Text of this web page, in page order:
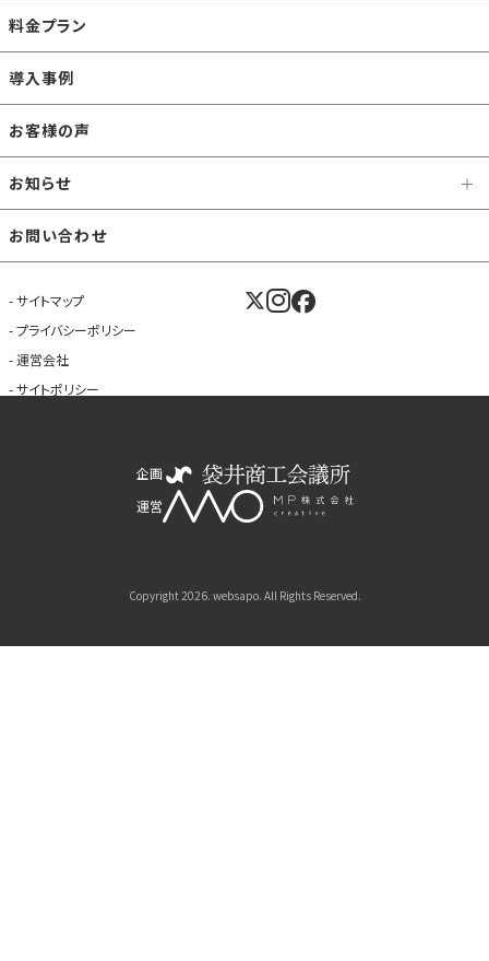
料金プラン
導入事例
お客様の声
お知らせ
お問い合わせ
サイトマップ
プライバシーポリシー
運営会社
サイトポリシー
企画
運営
Copyright 2026. websapo. All Rights Reserved.